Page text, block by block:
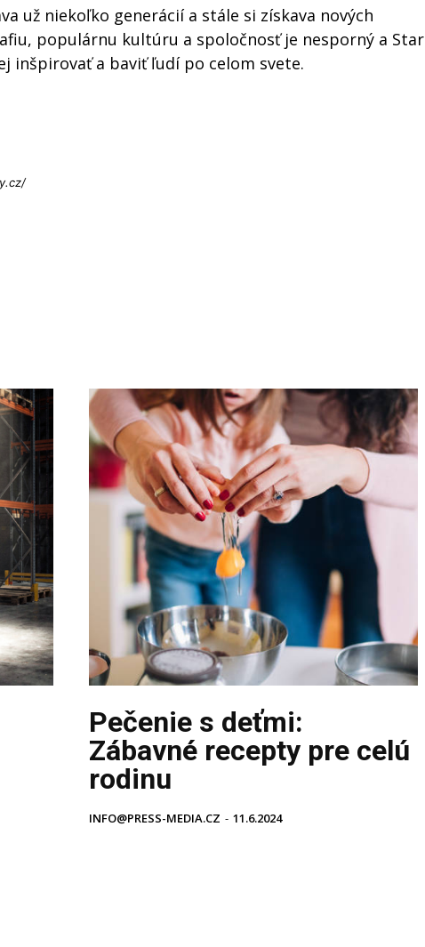
už niekoľko generácií a stále si získava nových
populárnu kultúru a spoločnosť je nesporný a Star
inšpirovať a baviť ľudí po celom svete.
Pečenie s deťmi:
Zábavné recepty pre celú
rodinu
INFO@PRESS-MEDIA.CZ - 11.6.2024